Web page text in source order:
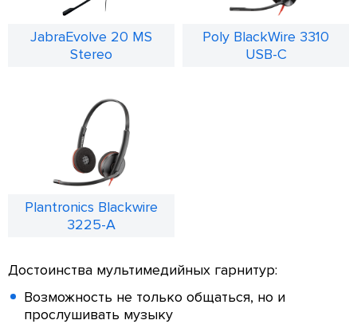
JabraEvolve 20 MS
Stereo
Poly BlackWire 3310
USB-C
Plantronics Blackwire
3225-A
Достоинства мультимедийных гарнитур:
Возможность не только общаться, но и
прослушивать музыку